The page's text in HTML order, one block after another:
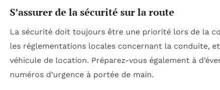
S’assurer de la sécurité sur la route
La sécurité doit toujours être une priorité lors de la
les réglementations locales concernant la conduite,
véhicule de location. Préparez-vous également à
numéros d’urgence à portée de main.